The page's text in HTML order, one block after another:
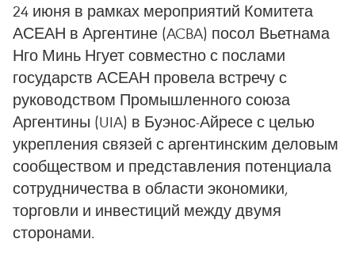
24 июня в рамках мероприятий Комитета
АСЕАН в Аргентине (ACBA) посол Вьетнама
Нго Минь Нгует совместно с послами
государств АСЕАН провела встречу с
руководством Промышленного союза
Аргентины (UIA) в Буэнос-Айресе с целью
укрепления связей с аргентинским деловым
сообществом и представления потенциала
сотрудничества в области экономики,
торговли и инвестиций между двумя
сторонами.